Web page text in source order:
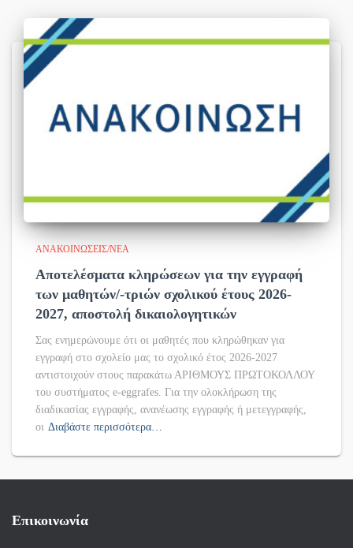
ΑΝΑΚΟΙΝΏΣΕΙΣ/ΝΈΑ
Αποτελέσματα κληρώσεων για την εγγραφή
των μαθητών/-τριών σχολικού έτους 2026-
2027, αποστολή δικαιολογητικών
Σας ενημερώνουμε ότι οι μαθητές που κληρώθηκαν για
εγγραφή στο σχολείο μας το σχολικό έτος 2026-2027
αντιστοιχούν στους παρακάτω ΑΡΙΘΜΟΥΣ ΠΡΩΤΟΚΟΛΛΟΥ
του συστήματος e-eggrafes. Για την ολοκλήρωση της
διαδικασίας εγγραφής, ανανέωσης εγγραφής ή μετεγγραφής,
οι Διαβάστε περισσότερα…
Επικοινωνία